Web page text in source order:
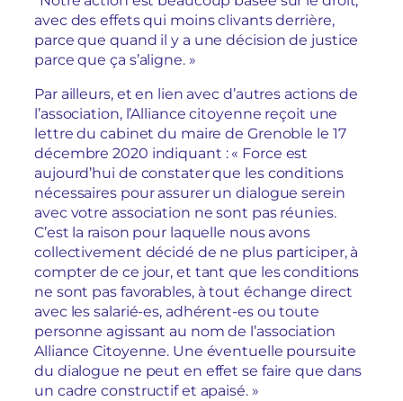
avec des effets qui moins clivants derrière,
parce que quand il y a une décision de justice
parce que ça s’aligne. »
Par ailleurs, et en lien avec d’autres actions de
l’association, l’Alliance citoyenne reçoit une
lettre du cabinet du maire de Grenoble le 17
décembre 2020 indiquant : « Force est
aujourd’hui de constater que les conditions
nécessaires pour assurer un dialogue serein
avec votre association ne sont pas réunies.
C’est la raison pour laquelle nous avons
collectivement décidé de ne plus participer, à
compter de ce jour, et tant que les conditions
ne sont pas favorables, à tout échange direct
avec les salarié-es, adhérent-es ou toute
personne agissant au nom de l’association
Alliance Citoyenne. Une éventuelle poursuite
du dialogue ne peut en effet se faire que dans
un cadre constructif et apaisé. »